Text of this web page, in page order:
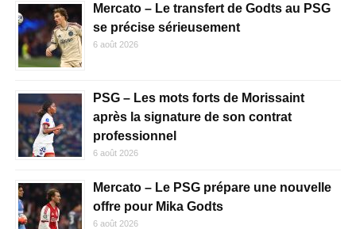
Mercato – Le transfert de Godts au PSG
se précise sérieusement
6 août 2026
PSG – Les mots forts de Morissaint
après la signature de son contrat
professionnel
6 août 2026
Mercato – Le PSG prépare une nouvelle
offre pour Mika Godts
6 août 2026